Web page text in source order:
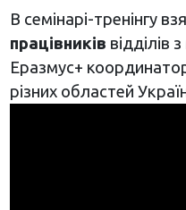
В семінарі-тренінгу
працівників відділів
Еразмус+
різних областей